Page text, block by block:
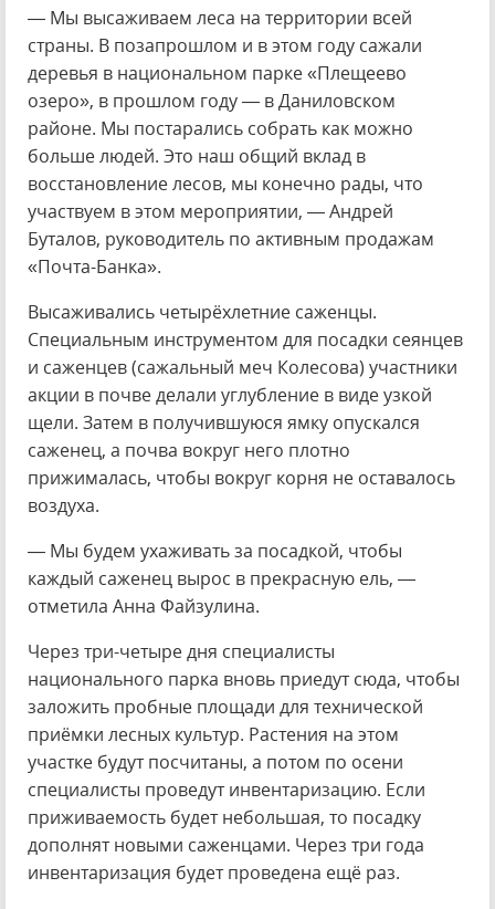
— Мы высаживаем леса на территории всей
страны. В позапрошлом и в этом году сажали
деревья в национальном парке «Плещеево
озеро», в прошлом году — в Даниловском
районе. Мы постарались собрать как можно
больше людей. Это наш общий вклад в
восстановление лесов, мы конечно рады, что
участвуем в этом мероприятии, — Андрей
Буталов, руководитель по активным продажам
«Почта-Банка».
Высаживались четырёхлетние саженцы.
Специальным инструментом для посадки сеянцев
и саженцев (сажальный меч Колесова) участники
акции в почве делали углубление в виде узкой
щели. Затем в получившуюся ямку опускался
саженец, а почва вокруг него плотно
прижималась, чтобы вокруг корня не оставалось
воздуха.
— Мы будем ухаживать за посадкой, чтобы
каждый саженец вырос в прекрасную ель, —
отметила Анна Файзулина.
Через три-четыре дня специалисты
национального парка вновь приедут сюда, чтобы
заложить пробные площади для технической
приёмки лесных культур. Растения на этом
участке будут посчитаны, а потом по осени
специалисты проведут инвентаризацию. Если
приживаемость будет небольшая, то посадку
дополнят новыми саженцами. Через три года
инвентаризация будет проведена ещё раз.